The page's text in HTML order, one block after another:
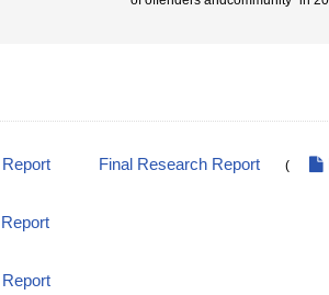
Final Research Report (